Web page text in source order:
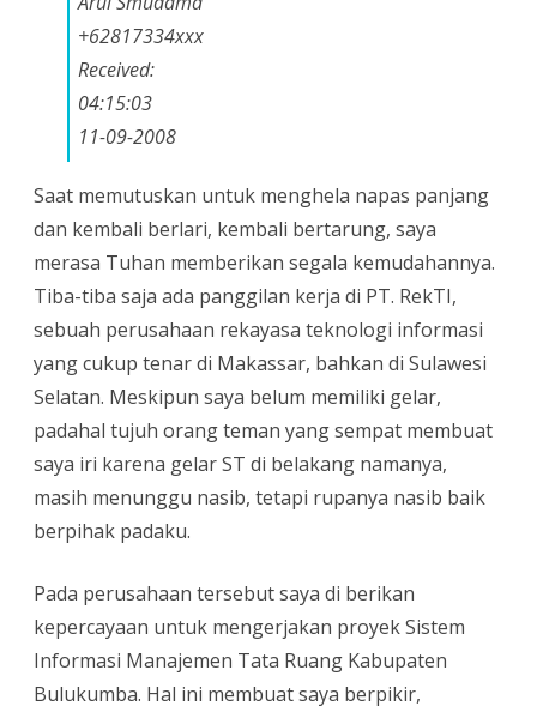
+62817334xxx
Received:
04:15:03
11-09-2008
Saat memutuskan untuk menghela napas panjang
dan kembali berlari, kembali bertarung, saya
merasa Tuhan memberikan segala kemudahannya.
Tiba-tiba saja ada panggilan kerja di PT. RekTI,
sebuah perusahaan rekayasa teknologi informasi
yang cukup tenar di Makassar, bahkan di Sulawesi
Selatan. Meskipun saya belum memiliki gelar,
padahal tujuh orang teman yang sempat membuat
saya iri karena gelar ST di belakang namanya,
masih menunggu nasib, tetapi rupanya nasib baik
berpihak padaku.
Pada perusahaan tersebut saya di berikan
kepercayaan untuk mengerjakan proyek Sistem
Informasi Manajemen Tata Ruang Kabupaten
Bulukumba. Hal ini membuat saya berpikir,